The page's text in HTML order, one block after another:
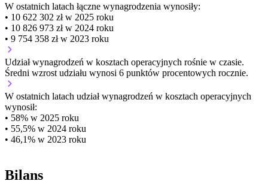
W ostatnich latach łączne wynagrodzenia wynosiły:
• 10 622 302 zł w 2025 roku
• 10 826 973 zł w 2024 roku
• 9 754 358 zł w 2023 roku
Udział wynagrodzeń w kosztach operacyjnych rośnie w czasie.
Średni wzrost udziału wynosi 6 punktów procentowych rocznie.
W ostatnich latach udział wynagrodzeń w kosztach operacyjnych
wynosił:
• 58% w 2025 roku
• 55,5% w 2024 roku
• 46,1% w 2023 roku
Bilans